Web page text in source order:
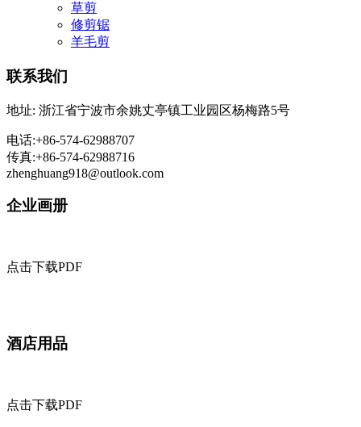
草剪
修剪锯
羊毛剪
联系我们
地址: 浙江省宁波市余姚丈亭镇工业园区杨梅路5号
电话:+86-574-62988707
传真:+86-574-62988716
zhenghuang918@outlook.com
企业画册
点击下载PDF
酒店用品
点击下载PDF